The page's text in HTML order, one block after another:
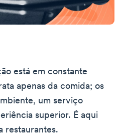
está em constante
apenas da comida; os
um serviço
superior. É aqui
restaurantes.